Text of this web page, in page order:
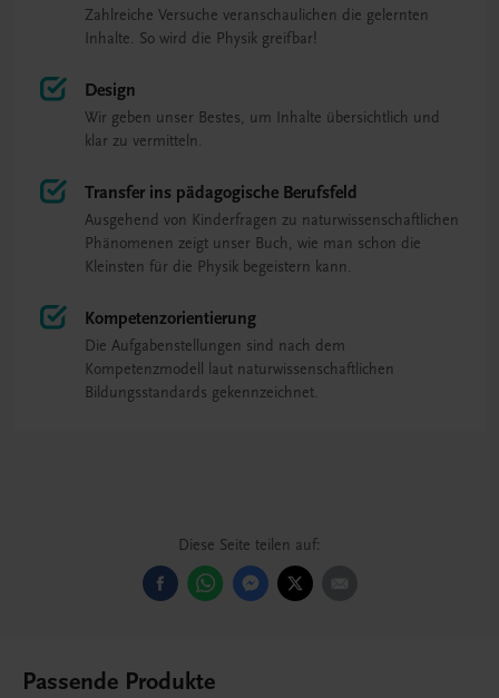
Zahlreiche Versuche veranschaulichen die gelernten
Inhalte. So wird die Physik greifbar!
Design
Wir geben unser Bestes, um Inhalte übersichtlich und
klar zu vermitteln.
Transfer ins pädagogische Berufsfeld
Ausgehend von Kinderfragen zu naturwissenschaftlichen
Phänomenen zeigt unser Buch, wie man schon die
Kleinsten für die Physik begeistern kann.
Kompetenzorientierung
Die Aufgabenstellungen sind nach dem
Kompetenzmodell laut naturwissenschaftlichen
Bildungsstandards gekennzeichnet.
Diese Seite teilen auf:
Passende Produkte